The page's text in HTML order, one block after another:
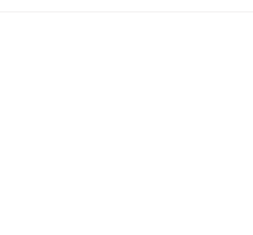
Aangepaste